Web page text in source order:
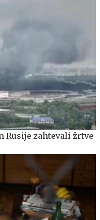
Rusije zahtevali žrtve